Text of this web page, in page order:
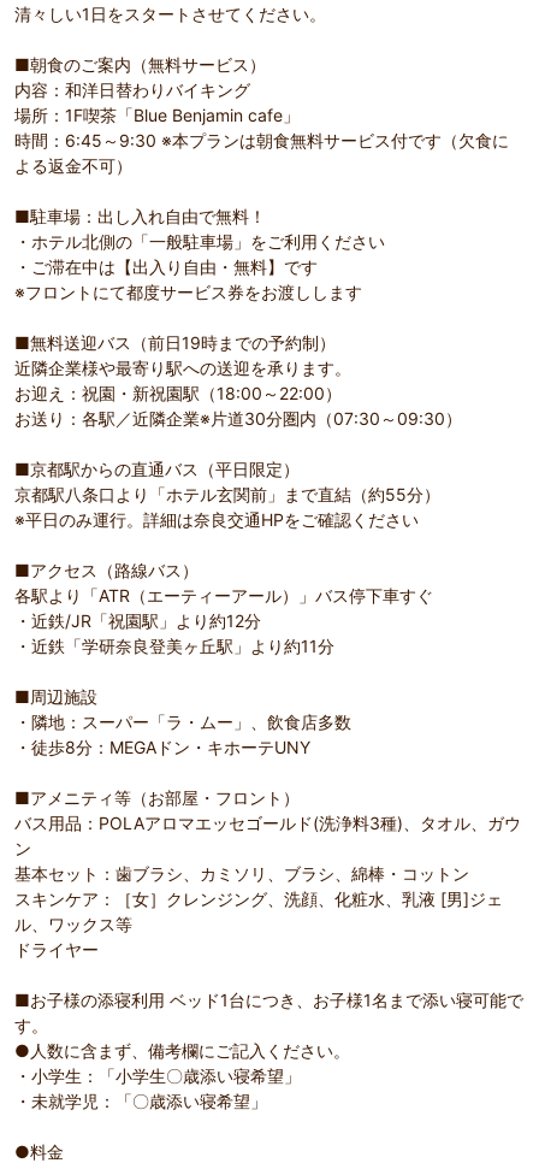
清々しい1日をスタートさせてください。
■朝食のご案内（無料サービス）
内容：和洋日替わりバイキング
場所：1F喫茶「Blue Benjamin cafe」
時間：6:45～9:30 ※本プランは朝食無料サービス付です（欠食に
よる返金不可）
■駐車場：出し入れ自由で無料！
・ホテル北側の「一般駐車場」をご利用ください
・ご滞在中は【出入り自由・無料】です
※フロントにて都度サービス券をお渡しします
■無料送迎バス（前日19時までの予約制）
近隣企業様や最寄り駅への送迎を承ります。
お迎え：祝園・新祝園駅（18:00～22:00）
お送り：各駅／近隣企業※片道30分圏内（07:30～09:30）
■京都駅からの直通バス（平日限定）
京都駅八条口より「ホテル玄関前」まで直結（約55分）
※平日のみ運行。詳細は奈良交通HPをご確認ください
■アクセス（路線バス）
各駅より「ATR（エーティーアール）」バス停下車すぐ
・近鉄/JR「祝園駅」より約12分
・近鉄「学研奈良登美ヶ丘駅」より約11分
■周辺施設
・隣地：スーパー「ラ・ムー」、飲食店多数
・徒歩8分：MEGAドン・キホーテUNY
■アメニティ等（お部屋・フロント）
バス用品：POLAアロマエッセゴールド(洗浄料3種)、タオル、ガウ
ン
基本セット：歯ブラシ、カミソリ、ブラシ、綿棒・コットン
スキンケア：［女］クレンジング、洗顔、化粧水、乳液 [男]ジェ
ル、ワックス等
ドライヤー
■お子様の添寝利用 ベッド1台につき、お子様1名まで添い寝可能で
す。
●人数に含まず、備考欄にご記入ください。
・小学生：「小学生〇歳添い寝希望」
・未就学児：「〇歳添い寝希望」
●料金